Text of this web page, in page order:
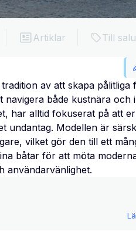
Artiklar Till
av att skapa pålitliga
både kustnära och
har alltid fokuserat på att
undantag. Modellen är
vilket gör den till ett
båtar för att möta
användarvänlighet.